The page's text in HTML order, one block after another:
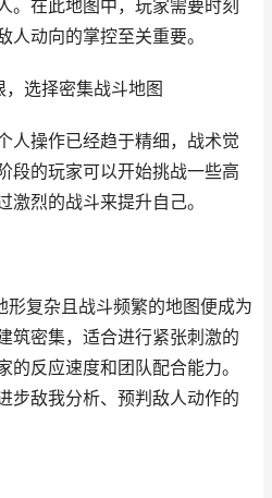
。在此地图中，玩家需要时刻
动向的掌控至关重要。
，选择密集战斗地图
人操作已经趋于精细，战术觉
段的玩家可以开始挑战一些高
烈的战斗来提升自己。
形复杂且战斗频繁的地图便成为
筑密集，适合进行紧张刺激的
反应速度和团队配合能力。
步敌我分析、预判敌人动作的